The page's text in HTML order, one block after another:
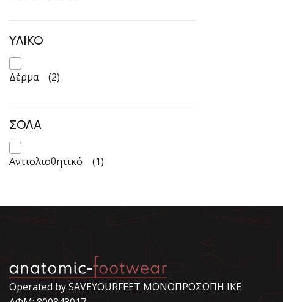
ΥΛΙΚΟ
Δέρμα (2)
ΣΟΛΑ
Αντιολισθητικό (1)
Operated by SAVEYOURFEET ΜΟΝΟΠΡΟΣΩΠΗ ΙΚΕ